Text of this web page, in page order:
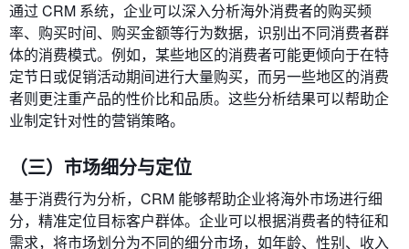
通过 CRM 系统，企业可以深入分析海外消费者的购买频
率、购买时间、购买金额等行为数据，识别出不同消费者群
体的消费模式。例如，某些地区的消费者可能更倾向于在特
定节日或促销活动期间进行大量购买，而另一些地区的消费
者则更注重产品的性价比和品质。这些分析结果可以帮助企
业制定针对性的营销策略。
（三）市场细分与定位
基于消费行为分析，CRM 能够帮助企业将海外市场进行细
分，精准定位目标客户群体。企业可以根据消费者的特征和
需求，将市场划分为不同的细分市场，如年龄、性别、收入